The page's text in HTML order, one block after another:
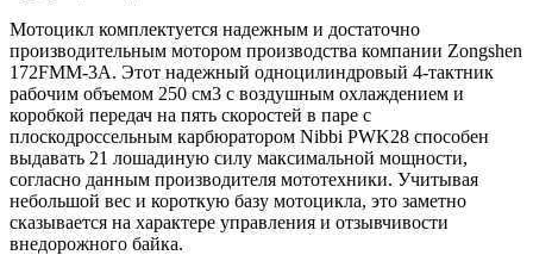
Мотоцикл комплектуется надежным и достаточно
производительным мотором производства компании Zongshen
172FMM-3A. Этот надежный одноцилиндровый 4-тактник
рабочим объемом 250 см3 с воздушным охлаждением и
коробкой передач на пять скоростей в паре с
плоскодроссельным карбюратором Nibbi PWK28 способен
выдавать 21 лошадиную силу максимальной мощности,
согласно данным производителя мототехники. Учитывая
небольшой вес и короткую базу мотоцикла, это заметно
сказывается на характере управления и отзывчивости
внедорожного байка.